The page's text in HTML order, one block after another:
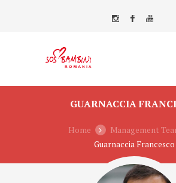
GUARNACCIA
Home
Management
Guarnaccia Francesco